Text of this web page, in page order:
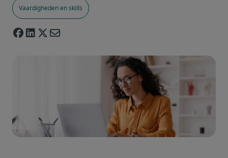
Vaardigheden en skills